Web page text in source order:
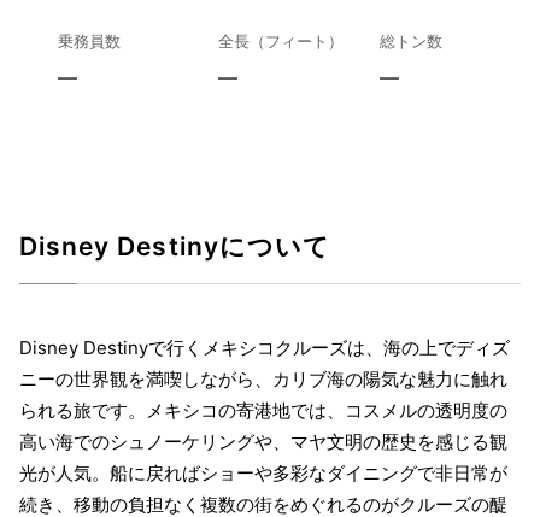
乗務員数
—
全長（フィート）
—
総トン数
—
Disney Destinyについて
Disney Destinyで行くメキシコクルーズは、海の上でディズ
ニーの世界観を満喫しながら、カリブ海の陽気な魅力に触れ
られる旅です。メキシコの寄港地では、コスメルの透明度の
高い海でのシュノーケリングや、マヤ文明の歴史を感じる観
光が人気。船に戻ればショーや多彩なダイニングで非日常が
続き、移動の負担なく複数の街をめぐれるのがクルーズの醍